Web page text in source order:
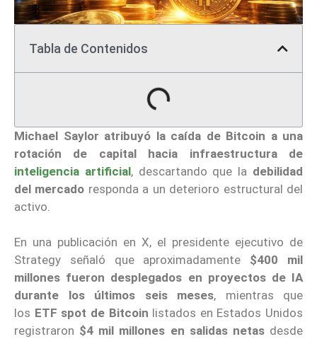
Tabla de Contenidos
Michael Saylor atribuyó la caída de Bitcoin a una
rotación de capital hacia infraestructura de
inteligencia artificial, descartando que la debilidad
del mercado responda a un deterioro estructural del
activo.
En una publicación en X, el presidente ejecutivo de
Strategy señaló que aproximadamente $400 mil
millones fueron desplegados en proyectos de IA
durante los últimos seis meses, mientras que
los ETF spot de Bitcoin listados en Estados Unidos
registraron $4 mil millones en salidas netasdesde